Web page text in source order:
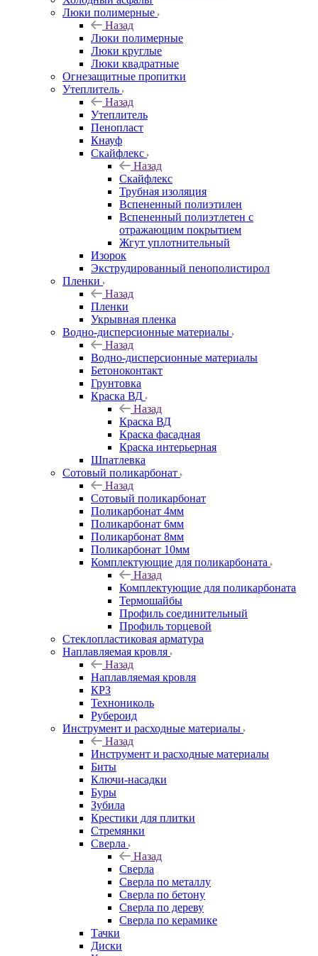
Люки полимерные
Назад
Люки полимерные
Люки круглые
Люки квадратные
Огнезащитные пропитки
Утеплитель
Назад
Утеплитель
Пенопласт
Кнауф
Скайфлекс
Назад
Скайфлекс
Трубная изоляция
Вспененный полиэтилен
Вспененный полиэтлетен с
отражающим покрытием
Жгут уплотнительный
Изорок
Экструдированный пенополистирол
Пленки
Назад
Пленки
Укрывная пленка
Водно-дисперсионные материалы
Назад
Водно-дисперсионные материалы
Бетоноконтакт
Грунтовка
Краска ВД
Назад
Краска ВД
Краска фасадная
Краска интерьерная
Шпатлевка
Сотовый поликарбонат
Назад
Сотовый поликарбонат
Поликарбонат 4мм
Поликарбонат 6мм
Поликарбонат 8мм
Поликарбонат 10мм
Комплектующие для поликарбоната
Назад
Комплектующие для поликарбоната
Термошайбы
Профиль соединительный
Профиль торцевой
Стеклопластиковая арматура
Наплавляемая кровля
Назад
Наплавляемая кровля
КРЗ
Технониколь
Рубероид
Инструмент и расходные материалы
Назад
Инструмент и расходные материалы
Биты
Ключи-насадки
Буры
Зубила
Крестики для плитки
Стремянки
Сверла
Назад
Сверла
Сверла по металлу
Сверла по бетону
Сверла по дереву
Сверла по керамике
Тачки
Диски